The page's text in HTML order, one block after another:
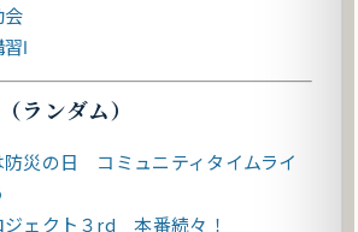
会
Ⅰ
ランダム）
防災の日 コミュニティタイムライ
ジェクト３rd 本番続々！